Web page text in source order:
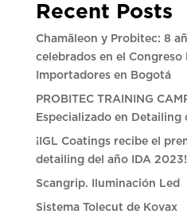
Recent Posts
Chamäleon y Probitec: 8
celebrados en el
Importadores en Bogotá
PROBITEC TRAINING
Especializado en
¡IGL Coatings recibe el
detailing del año IDA 2023!
Scangrip. Iluminación Led
Sistema Tolecut de Kovax